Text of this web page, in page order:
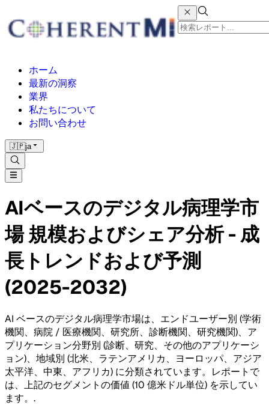
ホーム
最新の洞察
業界
私たちについて
お問い合わせ
🇯🇵ja
AIベースのデジタル病理学市
場 規模およびシェア分析 - 成
長トレンドおよび予測
(2025-2032)
AI ベースのデジタル病理学市場は、エンドユーザー別 (学術
機関、病院 / 医療機関、研究所、診断機関、研究機関)、ア
プリケーション分野別 (診断、研究、その他のアプリケーシ
ョン)、地域別 (北米、ラテンアメリカ、ヨーロッパ、アジア
太平洋、中東、アフリカ) に分類されています。レポートで
は、上記のセグメントの価値 (10 億米ドル単位) を示してい
ます。 .